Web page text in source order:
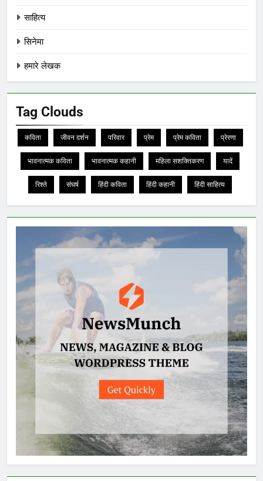
साहित्य
सिनेमा
हमारे लेखक
Tag Clouds
कविता जीवन दर्शन परिवार प्रेम प्रेम कविता प्रेरणा
भावनात्मक कविता भावनात्मक कहानी महिला सशक्तिकरण यादें
रिश्ते संघर्ष हिंदी कविता हिंदी कहानी हिंदी साहित्य